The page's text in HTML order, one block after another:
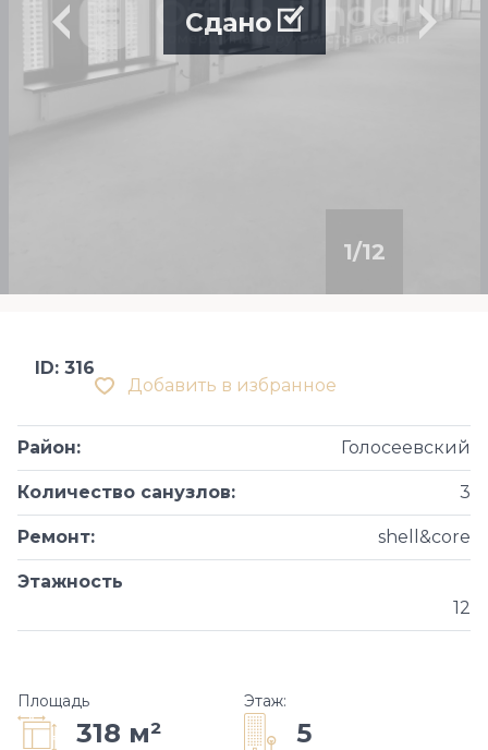
1/12
Сдано
Добавить в избранное
ID: 316
Район: Голосеевский
Количество санузлов: 3
Ремонт: shell&core
Этажность
12
Площадь
318 м²
Этаж:
5